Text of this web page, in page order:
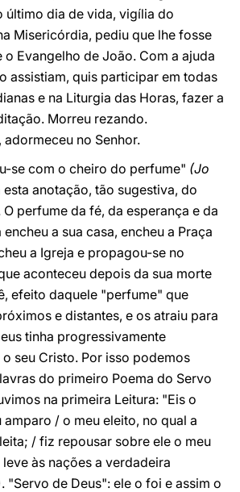
último dia de vida, vigília do
Misericórdia, pediu que lhe fosse
Evangelho de João. Com a ajuda
assistiam, quis participar em todas
e na Liturgia das Horas, fazer a
Morreu rezando.
no Senhor.
se com o cheiro do perfume" (Jo
esta anotação, tão sugestiva, do
perfume da fé, da esperança e da
a sua casa, encheu a Praça
a Igreja e propagou-se no
aconteceu depois da sua morte
efeito daquele "perfume" que
e distantes, e os atraiu para
tinha progressivamente
seu Cristo. Por isso podemos
do primeiro Poema do Servo
na primeira Leitura: "Eis o
amparo / o meu eleito, no qual a
/ fiz repousar sobre ele o meu
às nações a verdadeira
"Servo de Deus": ele o foi e assim o